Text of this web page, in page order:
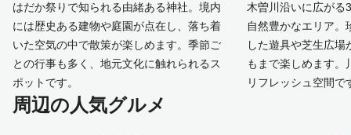
はだか祭りで知られる由緒ある神社。境内
には歴史ある建物や庭園が点在し、落ち着
いた空気の中で散策が楽しめます。季節ご
との行事も多く、地元文化に触れられるス
ポットです。
木曽川沿いに広がる
自然豊かなエリア。
した遊具や芝生広場
もまで楽しめます。
リフレッシュ空間で
周辺の人気グルメ